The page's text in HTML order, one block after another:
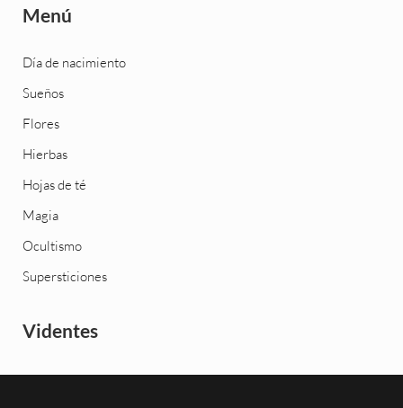
Menú
Día de nacimiento
Sueños
Flores
Hierbas
Hojas de té
Magia
Ocultismo
Supersticiones
Videntes